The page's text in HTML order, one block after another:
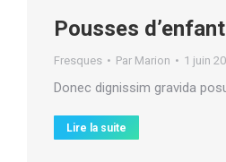
Pousses
Fresques Par Marion 1 juin
Donec dignissim gravida
Lire la suite